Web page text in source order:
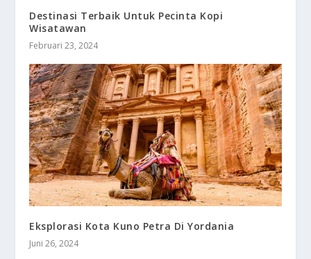
Destinasi Terbaik Untuk Pecinta Kopi
Wisatawan
Februari 23, 2024
Eksplorasi Kota Kuno Petra Di Yordania
Juni 26, 2024